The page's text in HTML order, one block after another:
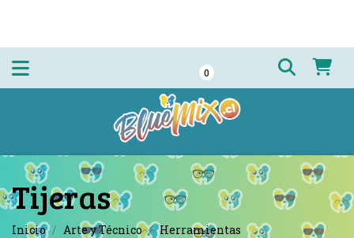
0
Tijeras
Inicio Arte y Técnico
Herramientas